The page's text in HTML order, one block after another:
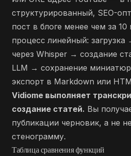
структурированный, SEO-
пост в блоге менее чем за
процесс линейный:
через Whisper → создание
LLM → сохранение
экспорт в Markdown или
Vidiome выполняет
создание статей. Вы
публикации черновик, а не
стенограмму.
Таблица сравнения функций